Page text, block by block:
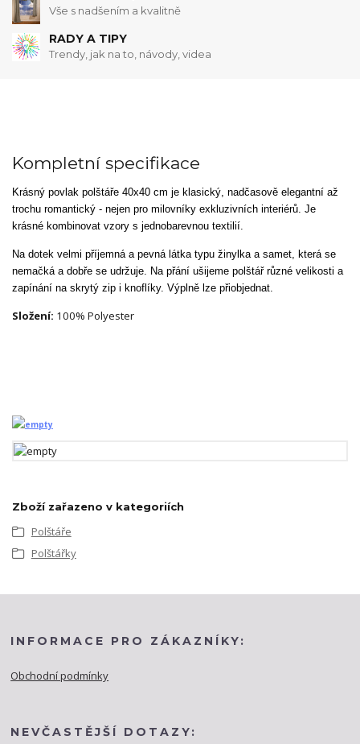
Vše s nadšením a kvalitně
RADY A TIPY
Trendy, jak na to, návody, videa
Kompletní specifikace
Krásný povlak polštáře 40x40 cm je klasický, nadčasově elegantní až
trochu romantický - nejen pro milovníky exkluzivních interiérů. Je
krásné kombinovat vzory s jednobarevnou textilií.
Na dotek velmi příjemná a pevná látka typu žinylka a samet, která se
nemačká a dobře se udržuje. Na přání ušijeme polštář různé velikosti a
zapínání na skrytý zip i knoflíky. Výplně lze přiobjednat.
Složení: 100% Polyester
Zboží zařazeno v kategoriích
Polštáře
Polštářky
INFORMACE PRO ZÁKAZNÍKY:
Obchodní podmínky
NEVČASTĚJŠÍ DOTAZY: